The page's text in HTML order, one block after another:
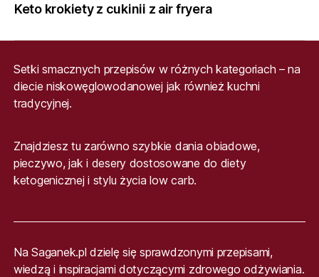
Keto krokiety z cukinii z air fryera
Setki smacznych przepisów w różnych kategoriach – na
diecie niskowęglowodanowej jak również kuchni
tradycyjnej.
Znajdziesz tu zarówno szybkie dania obiadowe,
pieczywo, jak i desery dostosowane do diety
ketogenicznej i stylu życia low carb.
Na Saganek.pl dzielę się sprawdzonymi przepisami,
wiedzą i inspiracjami dotyczącymi zdrowego odżywiania.